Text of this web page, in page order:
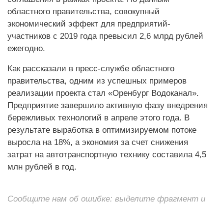
областного правительства, совокупный
экономический эффект для предприятий-
участников с 2019 года превысил 2,6 млрд рублей
ежегодно.
Как рассказали в пресс-службе областного
правительства, одним из успешных примеров
реализации проекта стал «Оренбург Водоканал».
Предприятие завершило активную фазу внедрения
бережливых технологий в апреле этого года. В
результате выработка в оптимизируемом потоке
выросла на 18%, а экономия за счет снижения
затрат на автотранспортную технику составила 4,5
млн рублей в год.
Сообщите нам об ошибке: выделите фрагмент и